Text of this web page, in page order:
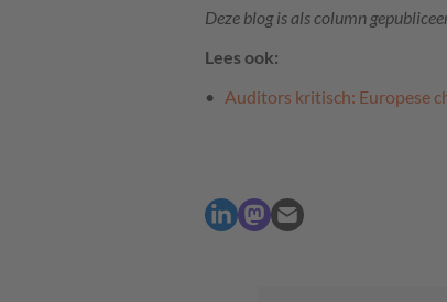
Deze blog is als column
Lees ook:
Auditors kritisch: Europese